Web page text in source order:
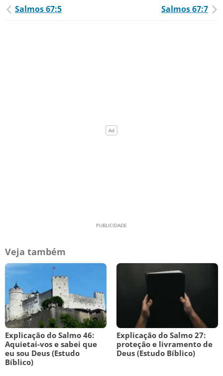
Salmos 67:5 Salmos 67:7
Veja também
Explicação do Salmo 46:
Aquietai-vos e sabei que
eu sou Deus (Estudo
Bíblico)
Explicação do Salmo 27:
proteção e livramento de
Deus (Estudo Bíblico)